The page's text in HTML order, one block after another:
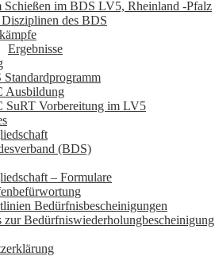
Schießen im BDS LV5, Rheinland -Pfalz
des BDS
Ergebnisse
Standardprogramm
Ausbildung
SuRT Vorbereitung im LV5
(BDS)
– Formulare
Bedürfnisbescheinigungen
zur Bedürfniswiederholungbescheinigung